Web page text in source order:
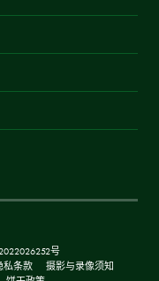
号
私条款
摄影与录像须知